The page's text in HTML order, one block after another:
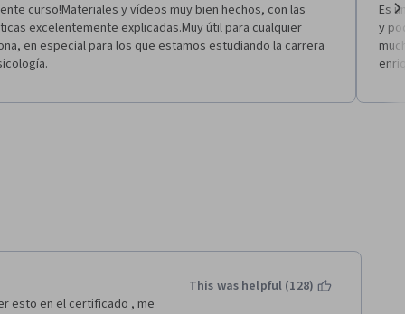
curso!Materiales y vídeos muy bien hechos, con las
excelentemente explicadas.Muy útil para cualquier
en especial para los que estamos estudiando la carrera
Es
y
esto en el certificado , me
This was helpful (128)